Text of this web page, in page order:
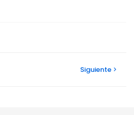
Siguiente